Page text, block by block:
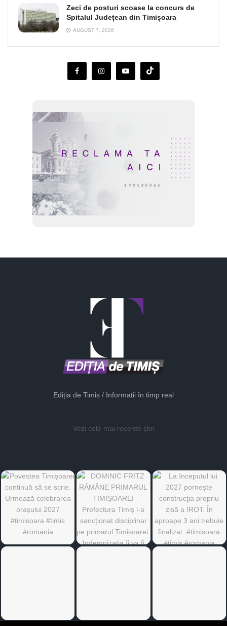
Zeci de posturi scoase la concurs de
Spitalul Județean din Timișoara
AUGUST 7, 2026
Ediția de Timiș / Informații în timp real
Vezi cele mai recente știri